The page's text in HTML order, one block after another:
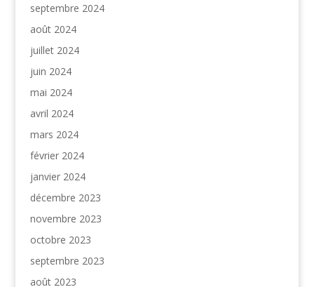
septembre 2024
août 2024
juillet 2024
juin 2024
mai 2024
avril 2024
mars 2024
février 2024
janvier 2024
décembre 2023
novembre 2023
octobre 2023
septembre 2023
août 2023